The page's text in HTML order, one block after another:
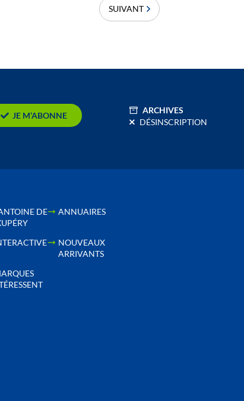
SUIVANT
JE M’ABONNE
ARCHIVES
DÉSINSCRIPTION
DE
ANNUAIRES
NOUVEAUX
ARRIVANTS